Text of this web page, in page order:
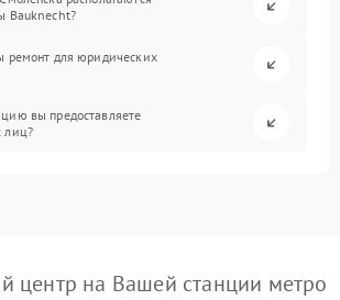
Bauknecht?
ремонт для юридических
вы предоставляете
лиц?
центр на Вашей станции метро